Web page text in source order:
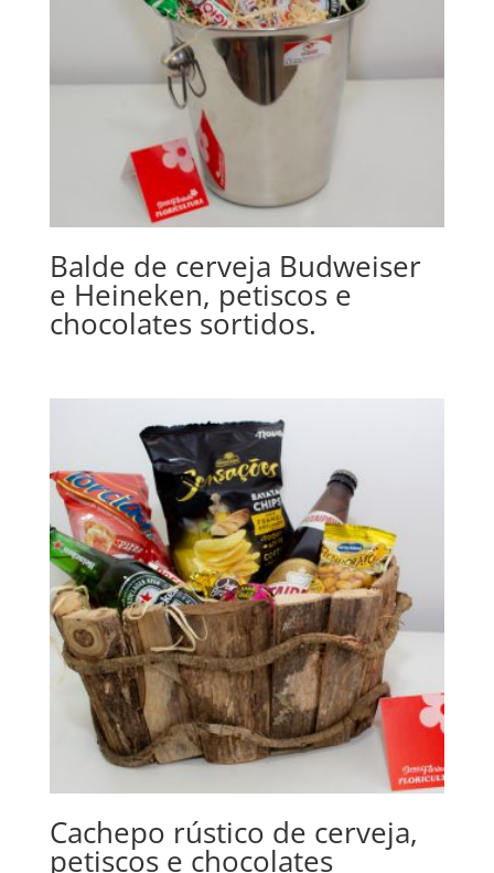
Balde de cerveja Budweiser
e Heineken, petiscos e
chocolates sortidos.
Cachepo rústico de cerveja,
petiscos e chocolates